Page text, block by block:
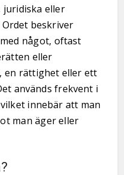
juridiska eller
beskriver
något, oftast
eller
en rättighet eller ett
används frekvent i
innebär att man
man äger eller